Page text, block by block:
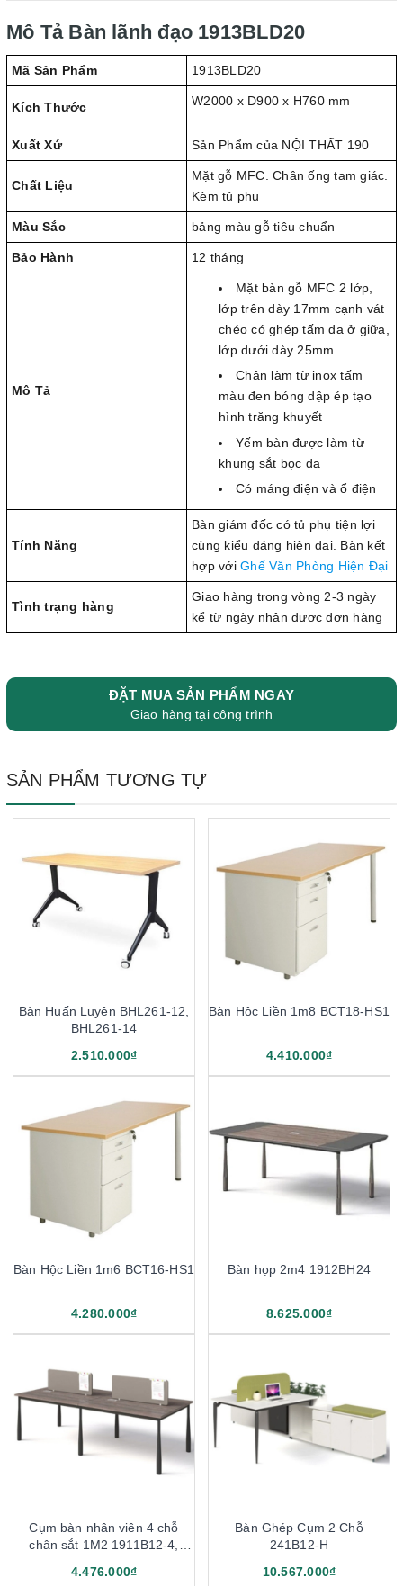
Mô Tả Bàn lãnh đạo 1913BLD20
Mã Sản Phẩm 1913BLD20
Kích Thước W2000 x D900 x H760 mm
Xuất Xứ Sản Phẩm của NỘI THẤT 190
Chất Liệu
Mặt gỗ MFC. Chân ống tam giác.
Kèm tủ phụ
Màu Sắc bảng màu gỗ tiêu chuẩn
Bảo Hành 12 tháng
Mô Tả
Mặt bàn gỗ MFC 2 lớp,
lớp trên dày 17mm cạnh vát
chéo có ghép tấm da ở giữa,
lớp dưới dày 25mm
Chân làm từ inox tấm
màu đen bóng dập ép tạo
hình trăng khuyết
Yếm bàn được làm từ
khung sắt bọc da
Có máng điện và ổ điện
Tính Năng
Bàn giám đốc có tủ phụ tiện lợi
cùng kiểu dáng hiện đại. Bàn kết
hợp với Ghế Văn Phòng Hiện Đại
Tình trạng hàng
Giao hàng trong vòng 2-3 ngày
kể từ ngày nhận được đơn hàng
ĐẶT MUA SẢN PHẨM NGAY
Giao hàng tại công trình
SẢN PHẨM TƯƠNG TỰ
Bàn Huấn Luyện BHL261-12,
BHL261-14
2.510.000₫
Bàn Hộc Liền 1m8 BCT18-HS1
4.410.000₫
Bàn Hộc Liền 1m6 BCT16-HS1
4.280.000₫
Bàn họp 2m4 1912BH24
8.625.000₫
Cụm bàn nhân viên 4 chỗ
chân sắt 1M2 1911B12-4,
4.476.000₫
Bàn Ghép Cụm 2 Chỗ
241B12-H
10.567.000₫